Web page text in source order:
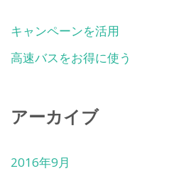
キャンペーンを活用
高速バスをお得に使う
アーカイブ
2016年9月